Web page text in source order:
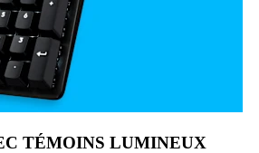
TÉMOINS LUMINEUX